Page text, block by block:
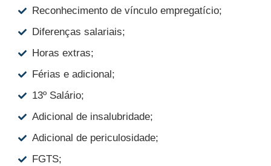
Reconhecimento de vínculo empregatício;
Diferenças salariais;
Horas extras;
Férias e adicional;
13º Salário;
Adicional de insalubridade;
Adicional de periculosidade;
FGTS;